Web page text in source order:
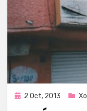
Publicada
2 Oct, 2013